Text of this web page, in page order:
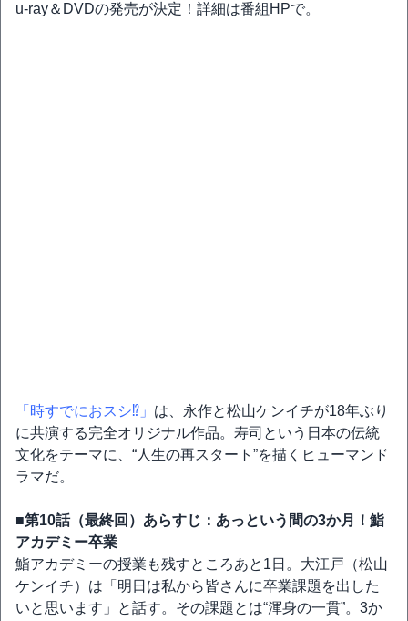
u-ray＆DVDの発売が決定！詳細は番組HPで。
「時すでにおスシ⁉」 は、永作と松山ケンイチが18年ぶり
に共演する完全オリジナル作品。寿司という日本の伝統
文化をテーマに、“人生の再スタート”を描くヒューマンド
ラマだ。
■第10話（最終回）あらすじ：あっという間の3か月！鮨
アカデミー卒業
鮨アカデミーの授業も残すところあと1日。大江戸（松山
ケンイチ）は「明日は私から皆さんに卒業課題を出した
いと思います」と話す。その課題とは“渾身の一貫”。3か